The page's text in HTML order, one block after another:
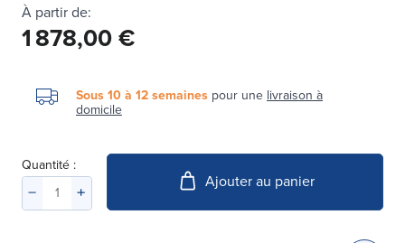
À partir de:
1 878,00 €
Sous 10 à 12 semaines pour une livraison à
domicile
Quantité :
Ajouter au panier